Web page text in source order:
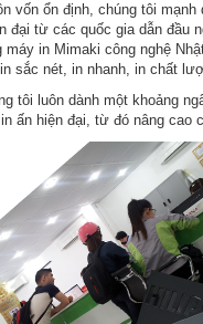
vốn ổn định, chúng tôi
đại từ các quốc gia dẫn đầu
máy in Mimaki công nghệ
sắc nét, in nhanh, in chất
tôi luôn dành một khoảng
ấn hiện đại, từ đó nâng